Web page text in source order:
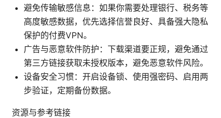
避免传输敏感信息：如果你需要处理银行、税务等
高度敏感数据，优先选择信誉良好、具备强大隐私
保护的付费VPN。
广告与恶意软件防护：下载渠道要正规，避免通过
第三方链接获取未授权版本，避免恶意软件风险。
设备安全习惯：开启设备锁、使用强密码、启用两
步验证，定期备份数据。
资源与参考链接